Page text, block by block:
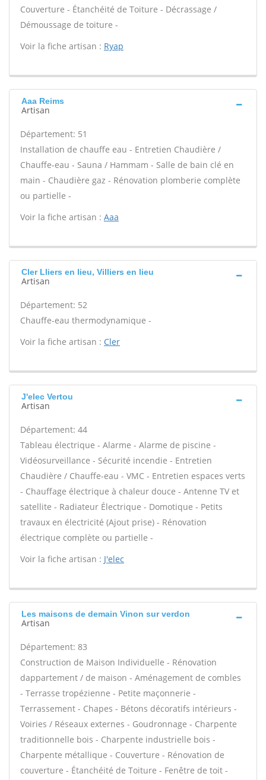
Couverture - Étanchéité de Toiture - Décrassage /
Démoussage de toiture -
Voir la fiche artisan : Ryap
Aaa Reims
Artisan
Département: 51
Installation de chauffe eau - Entretien Chaudière /
Chauffe-eau - Sauna / Hammam - Salle de bain clé en
main - Chaudière gaz - Rénovation plomberie complète
ou partielle -
Voir la fiche artisan : Aaa
Cler Lliers en lieu, Villiers en lieu
Artisan
Département: 52
Chauffe-eau thermodynamique -
Voir la fiche artisan : Cler
J'elec Vertou
Artisan
Département: 44
Tableau électrique - Alarme - Alarme de piscine -
Vidéosurveillance - Sécurité incendie - Entretien
Chaudière / Chauffe-eau - VMC - Entretien espaces verts
- Chauffage électrique à chaleur douce - Antenne TV et
satellite - Radiateur Électrique - Domotique - Petits
travaux en électricité (Ajout prise) - Rénovation
électrique complète ou partielle -
Voir la fiche artisan : J'elec
Les maisons de demain Vinon sur verdon
Artisan
Département: 83
Construction de Maison Individuelle - Rénovation
dappartement / de maison - Aménagement de combles
- Terrasse tropézienne - Petite maçonnerie -
Terrassement - Chapes - Bétons décoratifs intérieurs -
Voiries / Réseaux externes - Goudronnage - Charpente
traditionnelle bois - Charpente industrielle bois -
Charpente métallique - Couverture - Rénovation de
couverture - Étanchéité de Toiture - Fenêtre de toit -